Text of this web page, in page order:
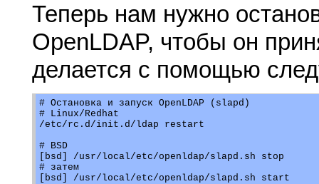
Теперь нам нужно
OpenLDAP, чтобы он
делается с помощью
# Остановка и запуск OpenLDAP (slapd)
# Linux/Redhat
/etc/rc.d/init.d/ldap restart
# BSD
[bsd] /usr/local/etc/openldap/slapd.sh stop
# затем
[bsd] /usr/local/etc/openldap/slapd.sh start